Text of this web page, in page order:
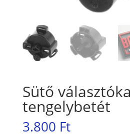
Sütő
tengelybetét
3.800 Ft